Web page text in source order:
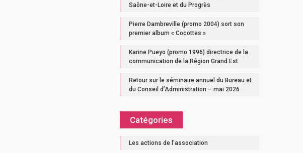
Saône-et-Loire et du Progrès
Pierre Dambreville (promo 2004) sort son
premier album « Cocottes »
Karine Pueyo (promo 1996) directrice de la
communication de la Région Grand Est
Retour sur le séminaire annuel du Bureau et
du Conseil d’Administration – mai 2026
Catégories
Les actions de l'association